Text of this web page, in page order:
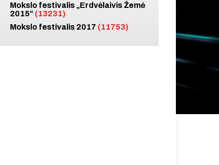
Mokslo festivalis „Erdvėlaivis Žemė
2015“ (13231)
Mokslo festivalis 2017 (11753)